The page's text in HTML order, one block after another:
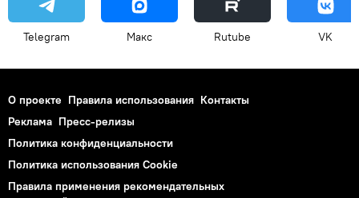
Telegram Макс Rutube VK
О проекте Правила использования Контакты
Реклама Пресс-релизы
Политика конфиденциальности
Политика использования Cookie
Правила применения рекомендательных